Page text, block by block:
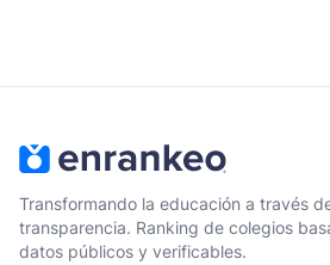
Transformando la educación a través
transparencia. Ranking de colegios
datos públicos y verificables.